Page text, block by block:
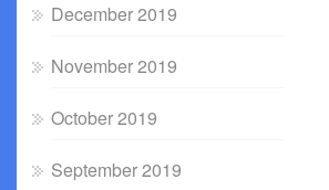
December 2019
November 2019
October 2019
September 2019